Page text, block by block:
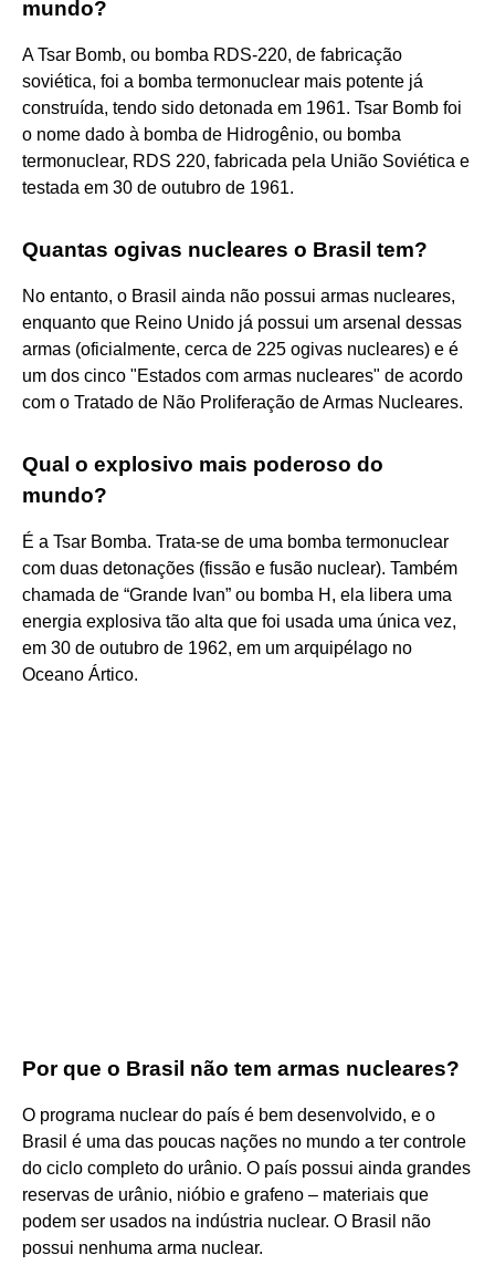
mundo?
A Tsar Bomb, ou bomba RDS-220, de fabricação
soviética, foi a bomba termonuclear mais potente já
construída, tendo sido detonada em 1961. Tsar Bomb foi
o nome dado à bomba de Hidrogênio, ou bomba
termonuclear, RDS 220, fabricada pela União Soviética e
testada em 30 de outubro de 1961.
Quantas ogivas nucleares o Brasil tem?
No entanto, o Brasil ainda não possui armas nucleares,
enquanto que Reino Unido já possui um arsenal dessas
armas (oficialmente, cerca de 225 ogivas nucleares) e é
um dos cinco "Estados com armas nucleares" de acordo
com o Tratado de Não Proliferação de Armas Nucleares.
Qual o explosivo mais poderoso do
mundo?
É a Tsar Bomba. Trata-se de uma bomba termonuclear
com duas detonações (fissão e fusão nuclear). Também
chamada de “Grande Ivan” ou bomba H, ela libera uma
energia explosiva tão alta que foi usada uma única vez,
em 30 de outubro de 1962, em um arquipélago no
Oceano Ártico.
Por que o Brasil não tem armas nucleares?
O programa nuclear do país é bem desenvolvido, e o
Brasil é uma das poucas nações no mundo a ter controle
do ciclo completo do urânio. O país possui ainda grandes
reservas de urânio, nióbio e grafeno – materiais que
podem ser usados na indústria nuclear. O Brasil não
possui nenhuma arma nuclear.